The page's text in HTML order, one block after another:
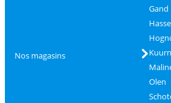
Nos magasins
Gand
Olen